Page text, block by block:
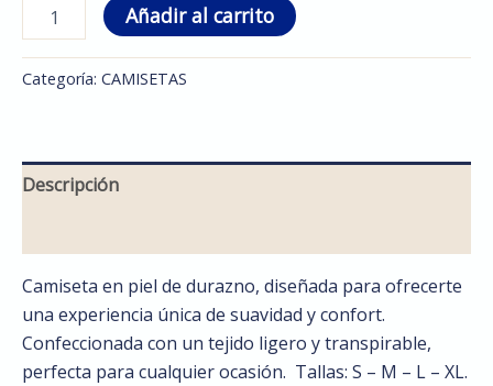
Añadir al carrito
Categoría: CAMISETAS
Descripción
Camiseta en piel de durazno, diseñada para ofrecerte
una experiencia única de suavidad y confort.
Confeccionada con un tejido ligero y transpirable,
perfecta para cualquier ocasión. Tallas: S – M – L – XL.